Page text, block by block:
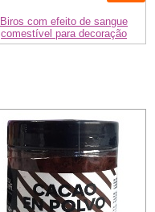
Biros com efeito de sangue
comestível para decoração